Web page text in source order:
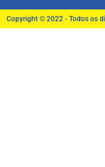
Copyright © 2022 - Todos os